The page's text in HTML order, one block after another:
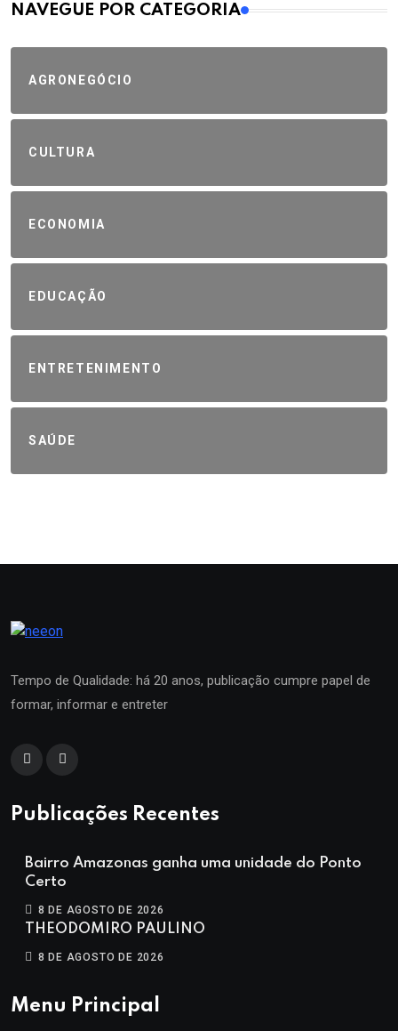
MAIS VISTOS
NAVEGUE POR CATEGORIA
AGRONEGÓCIO
CULTURA
ECONOMIA
EDUCAÇÃO
ENTRETENIMENTO
SAÚDE
Tempo de Qualidade: há 20 anos, publicação cumpre papel de
formar, informar e entreter
Publicações Recentes
Bairro Amazonas ganha uma unidade do Ponto
Certo
8 DE AGOSTO DE 2026
THEODOMIRO PAULINO
8 DE AGOSTO DE 2026
Menu Principal